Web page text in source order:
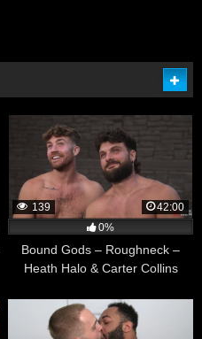
139
42:00
0%
Bound Gods – Roughneck –
Heath Halo & Carter Collins